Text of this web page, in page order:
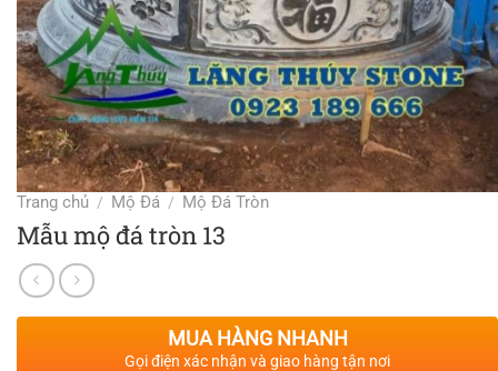
Trang chủ / Mộ Đá / Mộ Đá Tròn
Mẫu mộ đá tròn 13
MUA HÀNG NHANH
Gọi điện xác nhận và giao hàng tận nơi